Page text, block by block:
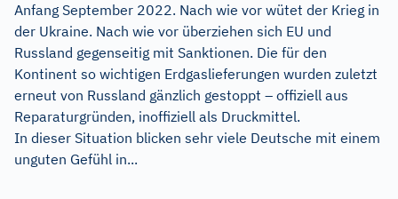
Anfang September 2022. Nach wie vor wütet der Krieg in
der Ukraine. Nach wie vor überziehen sich EU und
Russland gegenseitig mit Sanktionen. Die für den
Kontinent so wichtigen Erdgaslieferungen wurden zuletzt
erneut von Russland gänzlich gestoppt – offiziell aus
Reparaturgründen, inoffiziell als Druckmittel.
In dieser Situation blicken sehr viele Deutsche mit einem
unguten Gefühl in...